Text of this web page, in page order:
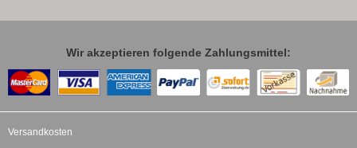
Wir akzeptieren folgende Zahlungsmittel:
Versandkosten